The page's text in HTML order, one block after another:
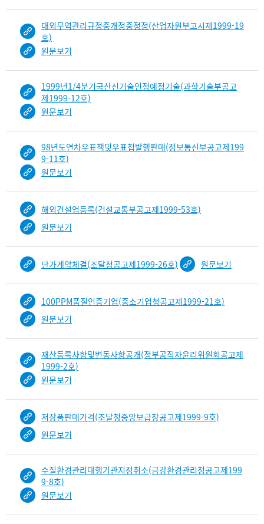
대외무역관리규정중개정중정정(산업자원부고시제1999-19
호)
원문보기
1999년1/4분기국산신기술인정예정기술(과학기술부공고
제1999-12호)
원문보기
98년도연차우표책및우표첩발행판매(정보통신부공고제199
9-11호)
원문보기
해외건설업등록(건설교통부공고제1999-53호)
원문보기
단가계약체결(조달청공고제1999-26호) 원문보기
100PPM품질인증기업(중소기업청공고제1999-21호)
원문보기
재산등록사항및변동사항공개(정부공직자윤리위원회공고제
1999-2호)
원문보기
저장품판매가격(조달청중앙보급창공고제1999-9호)
원문보기
수질환경관리대행기관지정취소(금강환경관리청공고제199
9-8호)
원문보기